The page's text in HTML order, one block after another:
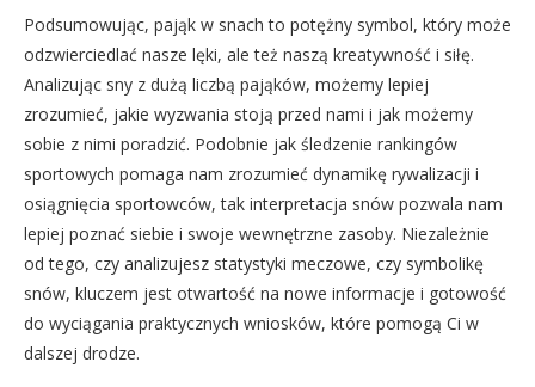
Podsumowując, pająk w snach to potężny symbol, który może
odzwierciedlać nasze lęki, ale też naszą kreatywność i siłę.
Analizując sny z dużą liczbą pająków, możemy lepiej
zrozumieć, jakie wyzwania stoją przed nami i jak możemy
sobie z nimi poradzić. Podobnie jak śledzenie rankingów
sportowych pomaga nam zrozumieć dynamikę rywalizacji i
osiągnięcia sportowców, tak interpretacja snów pozwala nam
lepiej poznać siebie i swoje wewnętrzne zasoby. Niezależnie
od tego, czy analizujesz statystyki meczowe, czy symbolikę
snów, kluczem jest otwartość na nowe informacje i gotowość
do wyciągania praktycznych wniosków, które pomogą Ci w
dalszej drodze.